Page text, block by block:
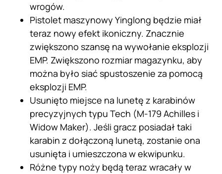
wrogów.
Pistolet maszynowy Yinglong będzie miał
teraz nowy efekt ikoniczny. Znacznie
zwiększono szansę na wywołanie eksplozji
EMP. Zwiększono rozmiar magazynku, aby
można było siać spustoszenie za pomocą
eksplozji EMP.
Usunięto miejsce na lunetę z karabinów
precyzyjnych typu Tech (M-179 Achilles i
Widow Maker). Jeśli gracz posiadał taki
karabin z dołączoną lunetą, zostanie ona
usunięta i umieszczona w ekwipunku.
Różne typy noży będą teraz wracały w